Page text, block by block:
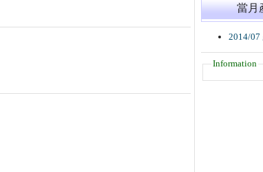
當月
2014/07
Information